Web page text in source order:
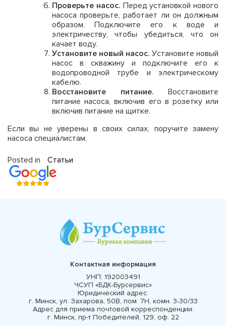
Проверьте насос. Перед установкой нового
насоса проверьте, работает ли он должным
образом. Подключите его к воде и
электричеству, чтобы убедиться, что он
качает воду.
Установите новый насос. Установите новый
насос в скважину и подключите его к
водопроводной трубе и электрическому
кабелю.
Восстановите питание. Восстановите
питание насоса, включив его в розетку или
включив питание на щитке.
Если вы не уверены в своих силах, поручите замену
насоса специалистам.
Posted in Статьи
Контактная информация
УНП: 192003491
ЧСУП «БДК-Бурсервис»
Юридический адрес:
г. Минск, ул. Захарова, 50В, пом. 7Н, комн. 3-30/33
Адрес для приема почтовой корреспонденции:
г. Минск, пр-т Победителей, 129, оф. 22